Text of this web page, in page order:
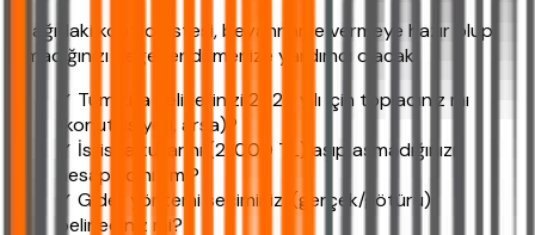
Aşağıdaki kontrol listesi, beyanname vermeye hazır olup
olmadığınızı değerlendirmenize yardımcı olacak:
✓ Tüm kira gelirlerinizi 2026 yılı için topladınız mı
(konut, iş yeri, arsa)?
✓ İstisna tutarını (21.000 TL) aşıp aşmadığınızı
hesapladınız mı?
✓ Gider yöntemi seçiminizi (gerçek/götürü)
belirlediniz mi?